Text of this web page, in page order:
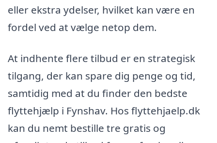
eller ekstra ydelser, hvilket kan være en
fordel ved at vælge netop dem.
At indhente flere tilbud er en strategisk
tilgang, der kan spare dig penge og tid,
samtidig med at du finder den bedste
flyttehjælp i Fynshav. Hos flyttehjaelp.dk
kan du nemt bestille tre gratis og